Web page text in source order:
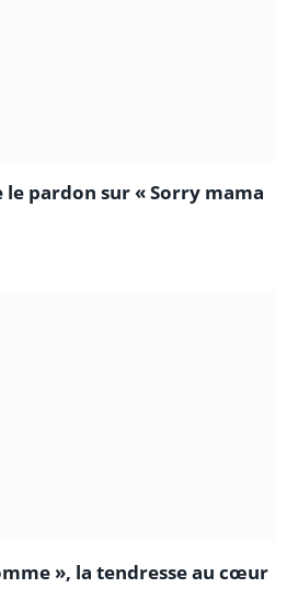
pardon sur « Sorry mama
», la tendresse au cœur